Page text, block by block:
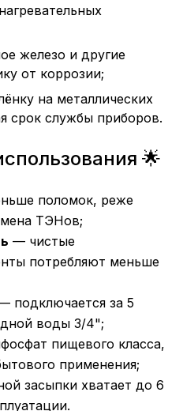
железо и другие
от коррозии;
на металлических
срок службы приборов.
🌟
поломок, реже
ТЭНов;
— чистые
потребляют меньше
подключается за 5
воды 3/4";
пищевого класса,
применения;
засыпки хватает до 6